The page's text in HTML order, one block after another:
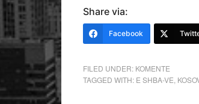
Share via:
Facebook
FILED UNDER: KOMENTE
TAGGED WITH: E SHBA-VE